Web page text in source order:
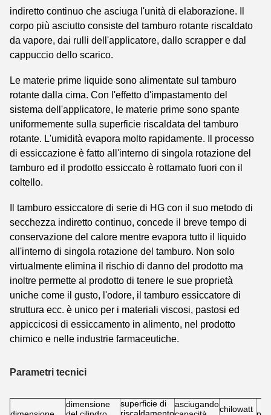
indiretto continuo che asciuga l'unità di elaborazione. Il
corpo più asciutto consiste del tamburo rotante riscaldato
da vapore, dai rulli dell'applicatore, dallo scrapper e dal
cappuccio dello scarico.
Le materie prime liquide sono alimentate sul tamburo
rotante dalla cima. Con l'effetto d'impastamento del
sistema dell'applicatore, le materie prime sono spante
uniformemente sulla superficie riscaldata del tamburo
rotante. L'umidità evapora molto rapidamente. Il processo
di essiccazione è fatto all'interno di singola rotazione del
tamburo ed il prodotto essiccato è rottamato fuori con il
coltello.
Il tamburo essiccatore di serie di HG con il suo metodo di
secchezza indiretto continuo, concede il breve tempo di
conservazione del calore mentre evapora tutto il liquido
all'interno di singola rotazione del tamburo. Non solo
virtualmente elimina il rischio di danno del prodotto ma
inoltre permette al prodotto di tenere le sue proprietà
uniche come il gusto, l'odore, il tamburo essiccatore di
struttura ecc. è unico per i materiali viscosi, pastosi ed
appiccicosi di essiccamento in alimento, nel prodotto
chimico e nelle industrie farmaceutiche.
Parametri tecnici
dimensione
superficie di
riscaldamento
asciugandochilowatt